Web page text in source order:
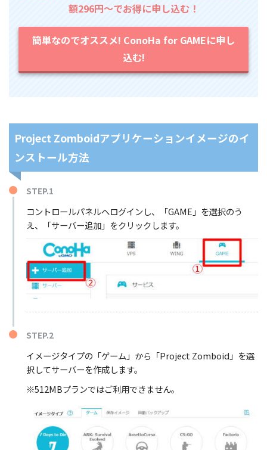
額296円～でお得に申し込む！
簡単なのでオススメ! ConoHa for GAMEに申し
込む!
Project Zomboidアプリケーションイメージのイ
ンストール方法
STEP.1
コントロールパネルへログインし、「GAME」を選択のう
え、「サーバー追加」をクリックします。
STEP.2
イメージタイプの「ゲーム」から「Project Zomboid」を選
択してサーバーを作成します。
※512MBプランではご利用できません。